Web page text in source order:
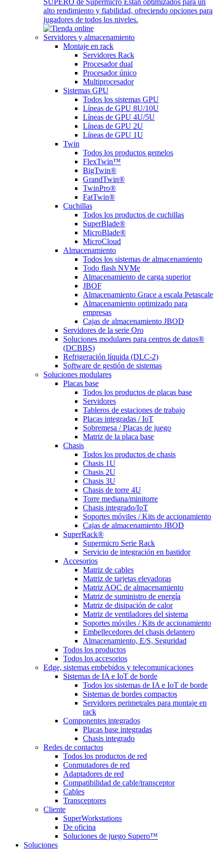
SUPERO de Supermicro Están optimizados para un
alto rendimiento y fiabilidad, ofreciendo opciones para
jugadores de todos los niveles.
Servidores y almacenamiento
Montaje en rack
Servidores Rack
Procesador dual
Procesador único
Multiprocesador
Sistemas GPU
Todos los sistemas GPU
Líneas de GPU 8U/10U
Líneas de GPU 4U/5U
Líneas de GPU 2U
Líneas de GPU 1U
Twin
Todos los productos gemelos
FlexTwin™
BigTwin®
GrandTwin®
TwinPro®
FatTwin®
Cuchillas
Todos los productos de cuchillas
SuperBlade®
MicroBlade®
MicroCloud
Almacenamiento
Todos los sistemas de almacenamiento
Todo flash NVMe
Almacenamiento de carga superior
JBOF
Almacenamiento Grace a escala Petascale
Almacenamiento optimizado para
empresas
Cajas de almacenamiento JBOD
Servidores de la serie Oro
Soluciones modulares para centros de datos®
(DCBBS)
Refrigeración líquida (DLC-2)
Software de gestión de sistemas
Soluciones modulares
Placas base
Todos los productos de placas base
Servidores
Tableros de estaciones de trabajo
Placas integradas / IoT
Sobremesa / Placas de juego
Matriz de la placa base
Chasis
Todos los productos de chasis
Chasis 1U
Chasis 2U
Chasis 3U
Chasis de torre 4U
Torre mediana/minitorre
Chasis integrado/IoT
Soportes móviles / Kits de accionamiento
Cajas de almacenamiento JBOD
SuperRack®
Supermicro Serie Rack
Servicio de integración en bastidor
Accesorios
Matriz de cables
Matriz de tarjetas elevadoras
Matriz AOC de almacenamiento
Matriz de suministro de energía
Matriz de disipación de calor
Matriz de ventiladores del sistema
Soportes móviles / Kits de accionamiento
Embellecedores del chasis delantero
Almacenamiento, E/S, Seguridad
Todos los productos
Todos los accesorios
Edge, sistemas embebidos y telecomunicaciones
Sistemas de IA e IoT de borde
Todos los sistemas de IA e IoT de borde
Sistemas de bordes compactos
Servidores perimetrales para montaje en
rack
Componentes integrados
Placas base integradas
Chasis integrado
Redes de contactos
Todos los productos de red
Conmutadores de red
Adaptadores de red
Compatibilidad de cable/transceptor
Cables
Transceptores
Cliente
SuperWorkstations
De oficina
Soluciones de juego Supero™
Soluciones